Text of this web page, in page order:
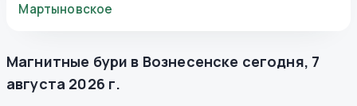
Мартыновское
Магнитные бури в Вознесенске сегодня, 7
августа 2026 г.